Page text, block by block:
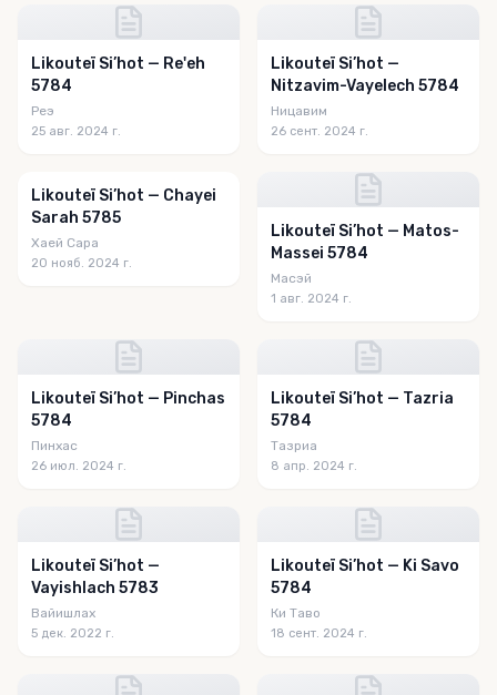
Likouteï Si’hot — Re'eh
5784
Реэ
25 авг. 2024 г.
Likouteï Si’hot —
Nitzavim-Vayelech 5784
Ницавим
26 сент. 2024 г.
Likouteï Si’hot — Chayei
Sarah 5785
Хаей Сара
20 нояб. 2024 г.
Likouteï Si’hot — Matos-
Massei 5784
Масэй
1 авг. 2024 г.
Likouteï Si’hot — Pinchas
5784
Пинхас
26 июл. 2024 г.
Likouteï Si’hot — Tazria
5784
Тазриа
8 апр. 2024 г.
Likouteï Si’hot —
Vayishlach 5783
Вайишлах
5 дек. 2022 г.
Likouteï Si’hot — Ki Savo
5784
Ки Таво
18 сент. 2024 г.